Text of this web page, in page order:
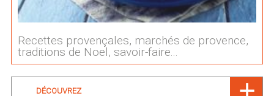
Recettes provençales, marchés de provence,
traditions de Noel, savoir-faire...
DÉCOUVREZ